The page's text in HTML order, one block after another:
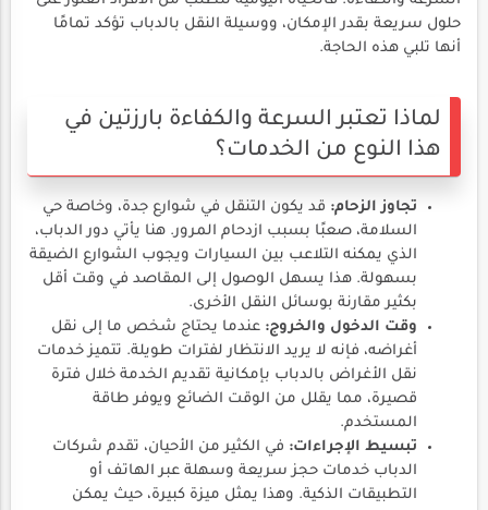
حلول سريعة بقدر الإمكان، ووسيلة النقل بالدباب تؤكد تمامًا
أنها تلبي هذه الحاجة.
لماذا تعتبر السرعة والكفاءة بارزتين في
هذا النوع من الخدمات؟
تجاوز الزحام: قد يكون التنقل في شوارع جدة، وخاصة حي
السلامة، صعبًا بسبب ازدحام المرور. هنا يأتي دور الدباب،
الذي يمكنه التلاعب بين السيارات ويجوب الشوارع الضيقة
بسهولة. هذا يسهل الوصول إلى المقاصد في وقت أقل
بكثير مقارنة بوسائل النقل الأخرى.
وقت الدخول والخروج: عندما يحتاج شخص ما إلى نقل
أغراضه، فإنه لا يريد الانتظار لفترات طويلة. تتميز خدمات
نقل الأغراض بالدباب بإمكانية تقديم الخدمة خلال فترة
قصيرة، مما يقلل من الوقت الضائع ويوفر طاقة
المستخدم.
تبسيط الإجراءات: في الكثير من الأحيان، تقدم شركات
الدباب خدمات حجز سريعة وسهلة عبر الهاتف أو
التطبيقات الذكية. وهذا يمثل ميزة كبيرة، حيث يمكن